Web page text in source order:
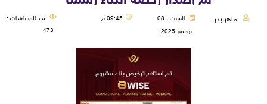
ماهر بدر
السبت ، 08
نوفمبر 2025
09:45 م
عدد المشاهدات :
473